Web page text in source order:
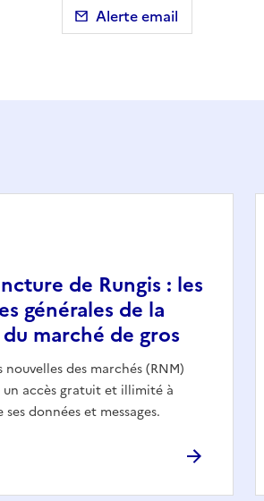
le presse-papierAlerte email
de Rungis : les
générales de la
marché de gros
nouvelles des marchés (RNM)
un accès gratuit et illimité à
données et messages.